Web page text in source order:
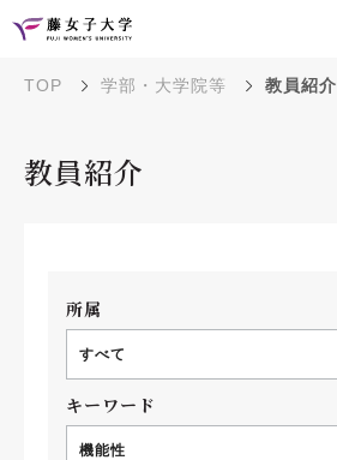
TOP 学部・大学院等 教員紹介
教員紹介
所属
すべて
キーワード
機能性